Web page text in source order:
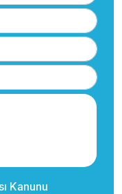
Kanunu